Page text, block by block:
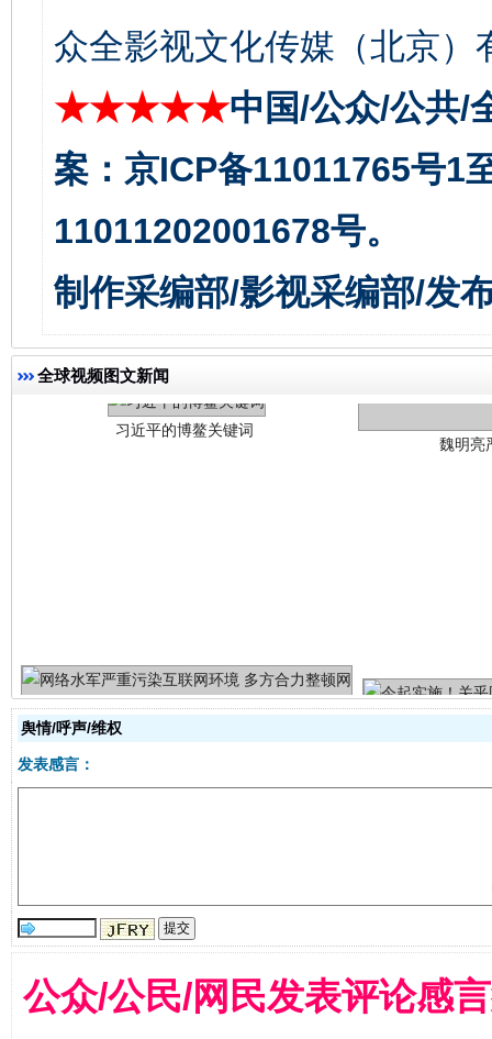
众全影视文化传媒（北京）
★★★★★中国/公众/公共/
案：京ICP备11011765号1
11011202001678号。
制作采编部/影视采编部/发
全球视频图文新闻
习近平的博鳌关键词
魏明亮
舆情/呼声/维权
发表感言：
公众/公民/网民发表评论感